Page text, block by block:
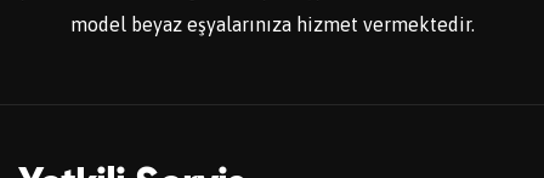
model beyaz eşyalarınıza hizmet vermektedir.